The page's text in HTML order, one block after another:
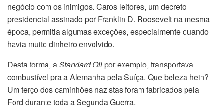
negócio com os inimigos. Caros leitores, um decreto
presidencial assinado por Franklin D. Roosevelt na mesma
época, permitia algumas exceções, especialmente quando
havia muito dinheiro envolvido.
Desta forma, aStandard Oilpor exemplo, transportava
combustível pra a Alemanha pela Suíça. Que beleza hein?
Um terço dos caminhões nazistas foram fabricados pela
Ford durante toda a Segunda Guerra.